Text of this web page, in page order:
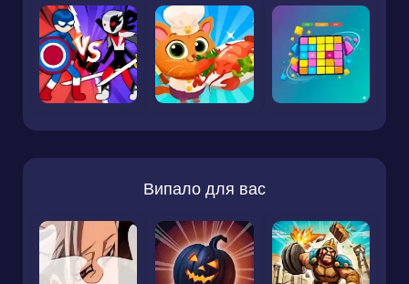
Випало для вас